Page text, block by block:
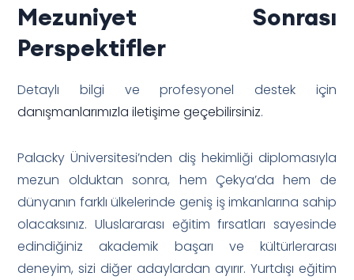
Mezuniyet Sonrası
Perspektifler
Detaylı bilgi ve profesyonel destek için
danışmanlarımızla iletişime geçebilirsiniz.
Palacky Üniversitesi’nden diş hekimliği diplomasıyla
mezun olduktan sonra, hem Çekya’da hem de
dünyanın farklı ülkelerinde geniş iş imkanlarına sahip
olacaksınız. Uluslararası eğitim fırsatları sayesinde
edindiğiniz akademik başarı ve kültürlerarası
deneyim, sizi diğer adaylardan ayırır. Yurtdışı eğitim